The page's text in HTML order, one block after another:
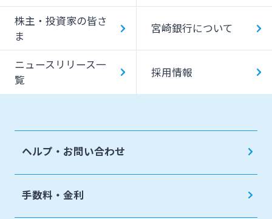
株主・投資家の皆さ
ま
宮崎銀行について
ニュースリリース一
覧
採用情報
ヘルプ・お問い合わせ
手数料・金利